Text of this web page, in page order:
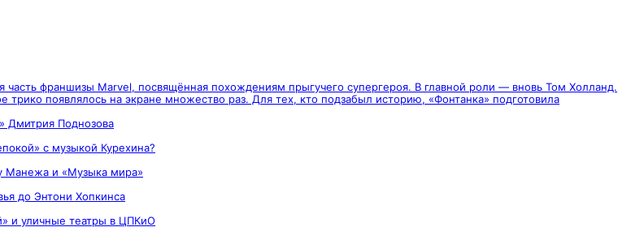
франшизы Marvel, посвящённая похождениям прыгучего супергероя. В главной роли — вновь Том Холланд.
появлялось на экране множество раз. Для тех, кто подзабыл историю, «Фонтанка» подготовила
Дмитрия Поднозова
с музыкой Курехина?
Манежа и «Музыка мира»
до Энтони Хопкинса
и уличные театры в ЦПКиО